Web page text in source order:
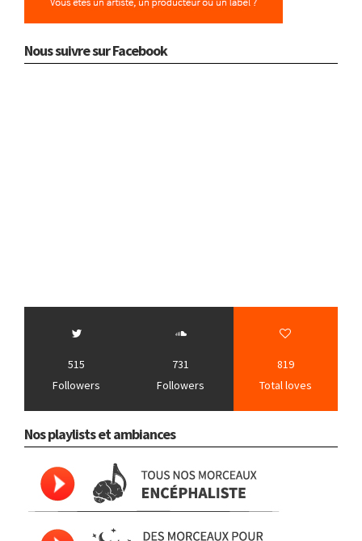
Nous suivre sur Facebook
515
Followers
731
Followers
819
Total loves
Nos playlists et ambiances